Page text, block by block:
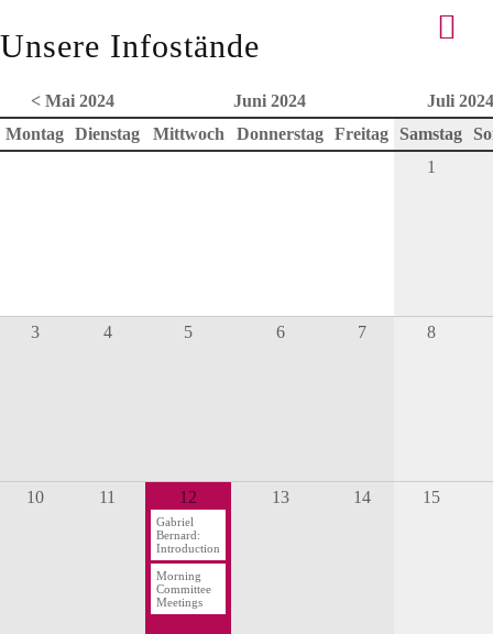
Unsere Infostände
< Mai 2024 Juni 2024
Juli
Montag Dienstag Mittwoch Donnerstag Freitag Samstag
1
3 4 5 6 7 8
10 11 12
Gabriel
Bernard:
Introduction
Morning
Committee
Meetings
13 14 15